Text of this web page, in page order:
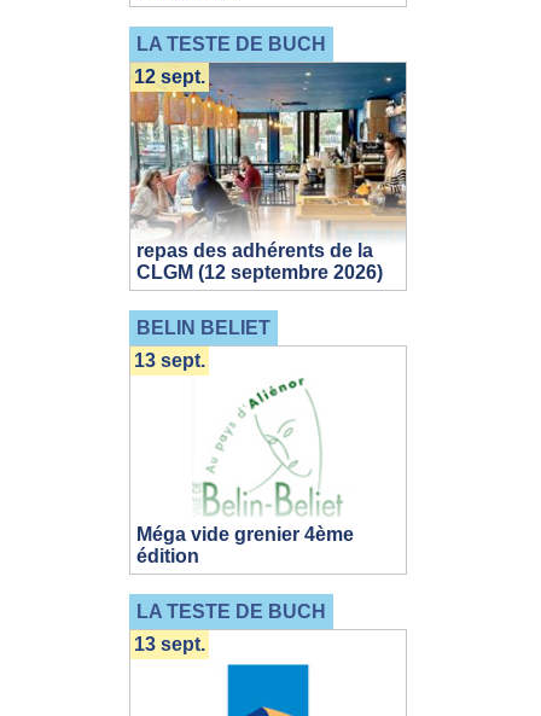
LA TESTE DE BUCH
repas des adhérents de la
CLGM (12 septembre 2026)
12 sept.
BELIN BELIET
Méga vide grenier 4ème
édition
13 sept.
LA TESTE DE BUCH
13 sept.